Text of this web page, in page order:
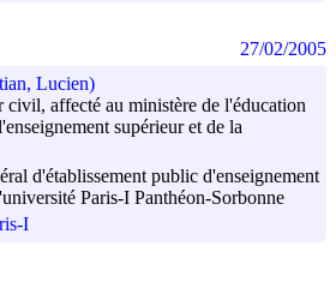
Lucien)
civil, affecté au ministère de l'éducation
supérieur et de la
d'établissement public d'enseignement
Paris-I Panthéon-Sorbonne
I
27/02/2005